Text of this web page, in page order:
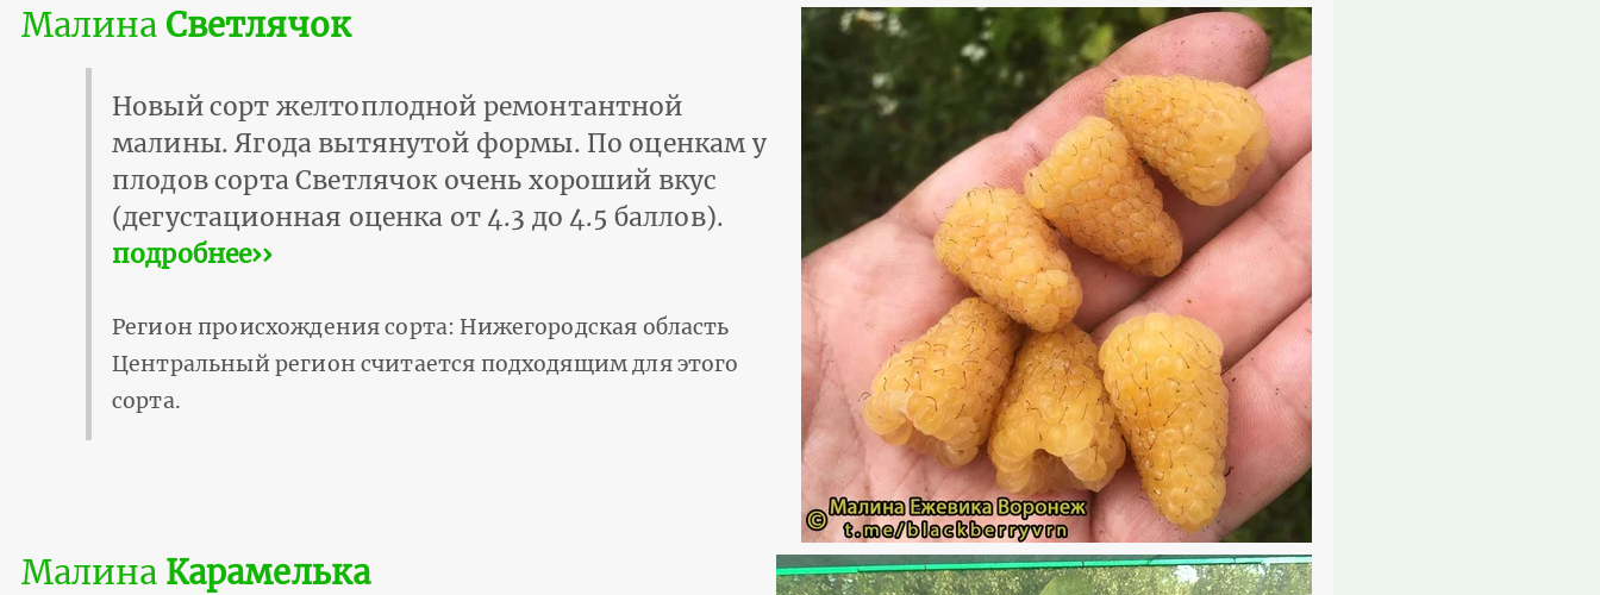
Малина Светлячок
Новый сорт желтоплодной ремонтантной
малины. Ягода вытянутой формы. По оценкам у
плодов сорта Светлячок очень хороший вкус
(дегустационная оценка от 4.3 до 4.5 баллов).
подробнее››
Регион происхождения сорта: Нижегородская область
Центральный регион считается подходящим для этого
сорта.
Малина Карамелька